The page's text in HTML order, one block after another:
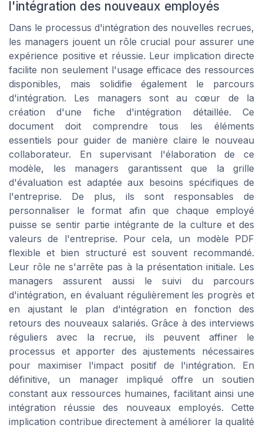
l'intégration des nouveaux employés
Dans le processus d'intégration des nouvelles recrues,
les managers jouent un rôle crucial pour assurer une
expérience positive et réussie. Leur implication directe
facilite non seulement l'usage efficace des ressources
disponibles, mais solidifie également le parcours
d'intégration. Les managers sont au cœur de la
création d'une fiche d'intégration détaillée. Ce
document doit comprendre tous les éléments
essentiels pour guider de manière claire le nouveau
collaborateur. En supervisant l'élaboration de ce
modèle, les managers garantissent que la grille
d'évaluation est adaptée aux besoins spécifiques de
l'entreprise. De plus, ils sont responsables de
personnaliser le format afin que chaque employé
puisse se sentir partie intégrante de la culture et des
valeurs de l'entreprise. Pour cela, un modèle PDF
flexible et bien structuré est souvent recommandé.
Leur rôle ne s'arrête pas à la présentation initiale. Les
managers assurent aussi le suivi du parcours
d'intégration, en évaluant régulièrement les progrès et
en ajustant le plan d'intégration en fonction des
retours des nouveaux salariés. Grâce à des interviews
réguliers avec la recrue, ils peuvent affiner le
processus et apporter des ajustements nécessaires
pour maximiser l'impact positif de l'intégration. En
définitive, un manager impliqué offre un soutien
constant aux ressources humaines, facilitant ainsi une
intégration réussie des nouveaux employés. Cette
implication contribue directement à améliorer la qualité